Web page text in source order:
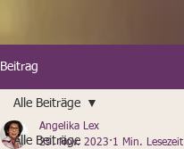
Beitrag
Alle Beiträge
Alle Beiträge
Angelika Lex
29. Nov. 2023 1 Min. Lesezeit